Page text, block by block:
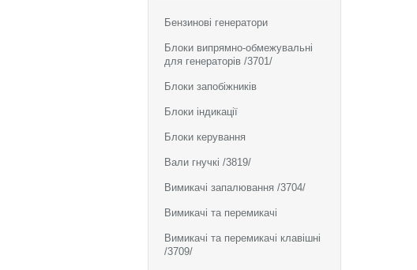
Бензинові генератори
Блоки випрямно-обмежувальні
для генераторів /3701/
Блоки запобіжників
Блоки індикації
Блоки керування
Вали гнучкі /3819/
Вимикачі запалювання /3704/
Вимикачі та перемикачі
Вимикачі та перемикачі клавішні
/3709/